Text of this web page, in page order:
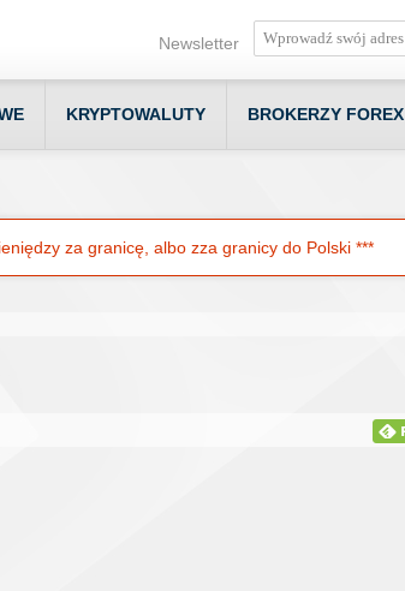
Newsletter
KRYPTOWALUTY BROKERZY FOREX
za granicę, albo zza granicy do Polski ***